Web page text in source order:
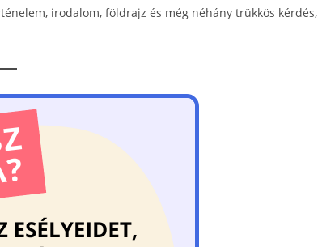
irodalom, földrajz és még néhány trükkös kérdés,